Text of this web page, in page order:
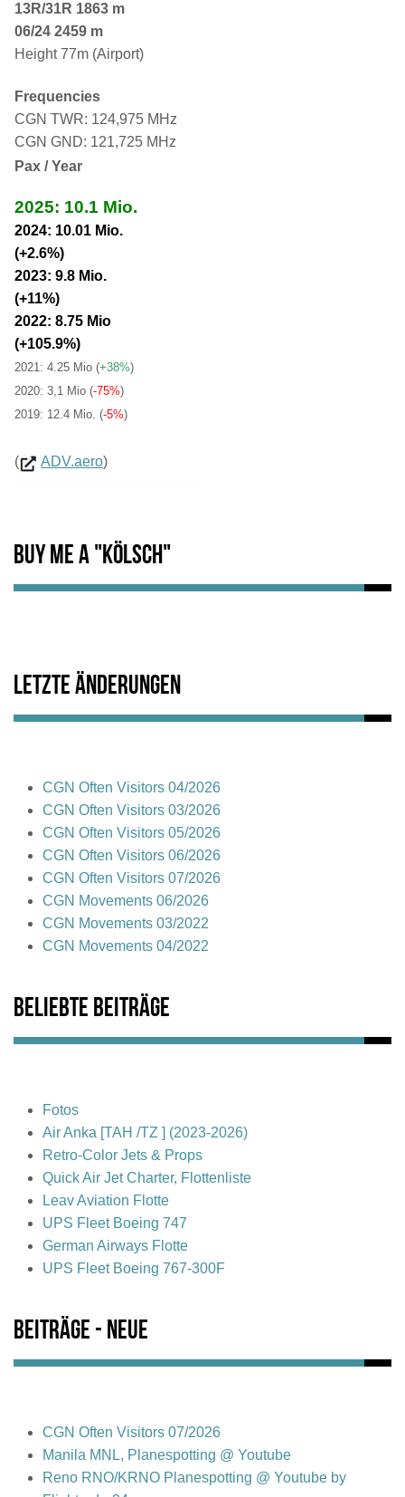
13R/31R 1863 m
06/24 2459 m
Height 77m (Airport)
Frequencies
CGN TWR: 124,975 MHz
CGN GND: 121,725 MHz
Pax / Year
2025: 10.1 Mio.
2024: 10.01 Mio.
(+2.6%)
2023: 9.8 Mio.
(+11%)
2022: 8.75 Mio
(+105.9%)
2021: 4.25 Mio (+38%)
2020: 3,1 Mio (-75%)
2019: 12.4 Mio. (-5%)
( ADV.aero)
Buy me a "Kölsch"
Letzte Änderungen
CGN Often Visitors 04/2026
CGN Often Visitors 03/2026
CGN Often Visitors 05/2026
CGN Often Visitors 06/2026
CGN Often Visitors 07/2026
CGN Movements 06/2026
CGN Movements 03/2022
CGN Movements 04/2022
Beliebte Beiträge
Fotos
Air Anka [TAH /TZ ] (2023-2026)
Retro-Color Jets & Props
Quick Air Jet Charter, Flottenliste
Leav Aviation Flotte
UPS Fleet Boeing 747
German Airways Flotte
UPS Fleet Boeing 767-300F
Beiträge - Neue
CGN Often Visitors 07/2026
Manila MNL, Planespotting @ Youtube
Reno RNO/KRNO Planespotting @ Youtube by